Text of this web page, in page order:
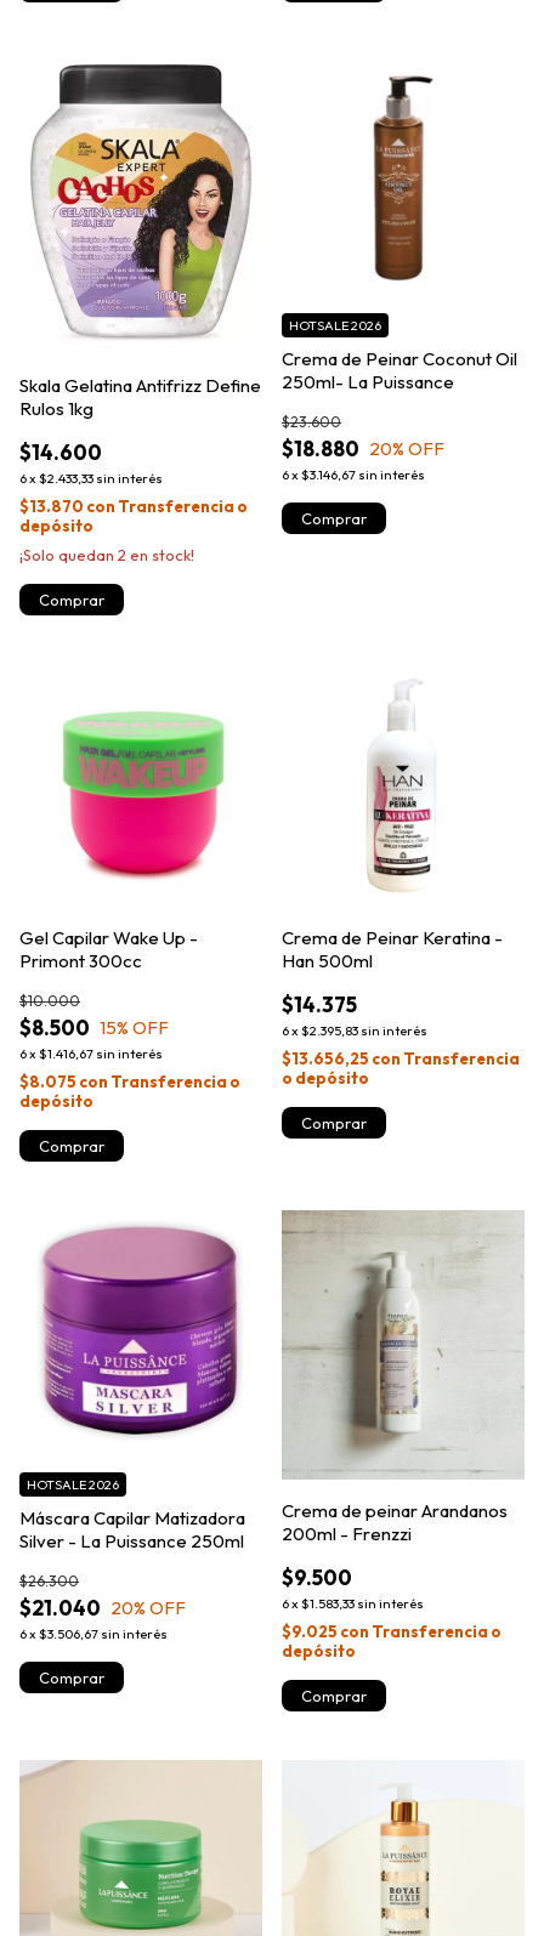
Skala Gelatina Antifrizz Define
Rulos 1kg
$14.600
6x $2.433,33 sin interés
$13.870 con Transferencia o
depósito
¡Solo quedan 2 en stock!
Crema de Peinar Coconut Oil
250ml- La Puissance
$18.880
$23.600
20% OFF
6x $3.146,67 sin interés
HOTSALE 2026
Gel Capilar Wake Up -
Primont 300cc
$8.500
$10.000
15% OFF
6x $1.416,67 sin interés
$8.075 con Transferencia o
depósito
Crema de Peinar Keratina -
Han 500ml
$14.375
6x $2.395,83 sin interés
$13.656,25 con Transferencia
o depósito
Máscara Capilar Matizadora
Silver - La Puissance 250ml
$21.040
$26.300
20% OFF
6x $3.506,67 sin interés
HOTSALE 2026
Crema de peinar Arandanos
200ml - Frenzzi
$9.500
6x $1.583,33 sin interés
$9.025 con Transferencia o
depósito